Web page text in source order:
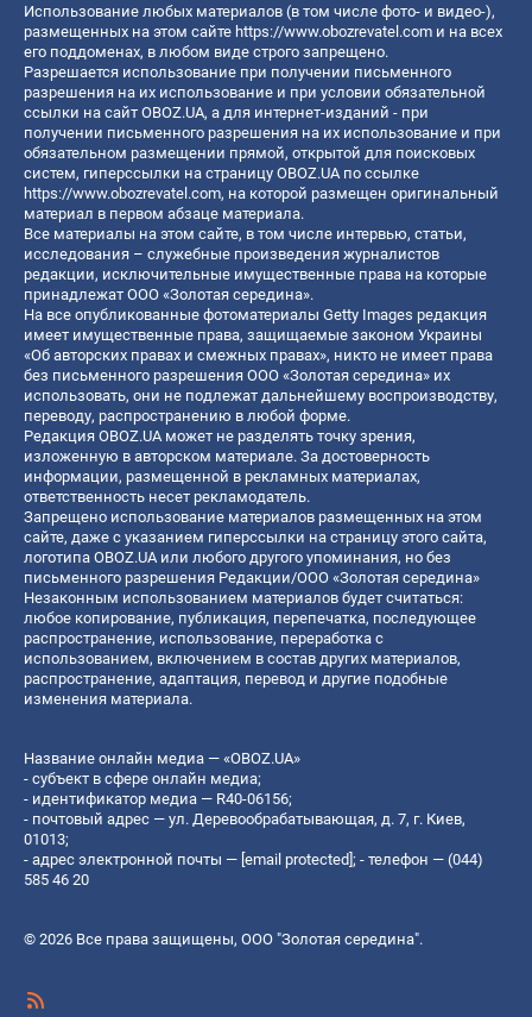
Использование любых материалов (в том числе фото- и видео-),
размещенных на этом сайте https://www.obozrevatel.com и на всех
его поддоменах, в любом виде строго запрещено.
Разрешается использование при получении письменного
разрешения на их использование и при условии обязательной
ссылки на сайт OBOZ.UA, а для интернет-изданий - при
получении письменного разрешения на их использование и при
обязательном размещении прямой, открытой для поисковых
систем, гиперссылки на страницу OBOZ.UA по ссылке
https://www.obozrevatel.com, на которой размещен оригинальный
материал в первом абзаце материала.
Все материалы на этом сайте, в том числе интервью, статьи,
исследования – служебные произведения журналистов
редакции, исключительные имущественные права на которые
принадлежат ООО «Золотая середина».
На все опубликованные фотоматериалы Getty Images редакция
имеет имущественные права, защищаемые законом Украины
«Об авторских правах и смежных правах», никто не имеет права
без письменного разрешения ООО «Золотая середина» их
использовать, они не подлежат дальнейшему воспроизводству,
переводу, распространению в любой форме.
Редакция OBOZ.UA может не разделять точку зрения,
изложенную в авторском материале. За достоверность
информации, размещенной в рекламных материалах,
ответственность несет рекламодатель.
Запрещено использование материалов размещенных на этом
сайте, даже с указанием гиперссылки на страницу этого сайта,
логотипа OBOZ.UA или любого другого упоминания, но без
письменного разрешения Редакции/ООО «Золотая середина»
Незаконным использованием материалов будет считаться:
любое копирование, публикация, перепечатка, последующее
распространение, использование, переработка с
использованием, включением в состав других материалов,
распространение, адаптация, перевод и другие подобные
изменения материала.
Название онлайн медиа — «OBOZ.UA»
- субъект в сфере онлайн медиа;
- идентификатор медиа — R40-06156;
- почтовый адрес — ул. Деревообрабатывающая, д. 7, г. Киев,
01013;
- адрес электронной почты — [email protected]; - телефон — (044)
585 46 20
© 2026 Все права защищены, ООО "Золотая середина".